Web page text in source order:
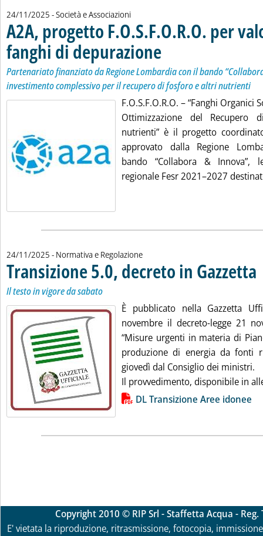
24/11/2025 - Società e Associazioni
A2A, progetto F.O.S.F.O.R.O. per
fanghi di depurazione . Sottotitolo: Partenariato
. Pubblicata lunedì 24 novembre
Partenariato finanziato da Regione Lombardia con il bando
investimento complessivo per il recupero di fosforo e altri nutrienti
F.O.S.F.O.R.O. – “Fanghi
Ottimizzazione del
nutrienti” è il progetto
approvato dalla Regione
bando “Collabora & Innova”,
regionale Fesr 2021–2027
24/11/2025 - Normativa e Regolazione
Transizione 5.0, decreto in Gazzetta
Il testo in vigore da sabato
È pubblicato nella Gazzetta
novembre il decreto-legge 21
“Misure urgenti in materia di
produzione di energia da fonti
giovedì dal Consiglio dei ministri.
Il provvedimento, disponibile in
Lista allegati PDF alla notiziaDL Transizione Aree idonee
Copyright 2010 © RIP Srl - Staffetta Acqua -
E' vietata la riproduzione, ritrasmissione, fotocopia,